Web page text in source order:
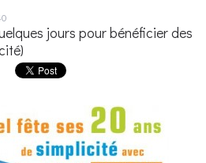
jours pour bénéficier des